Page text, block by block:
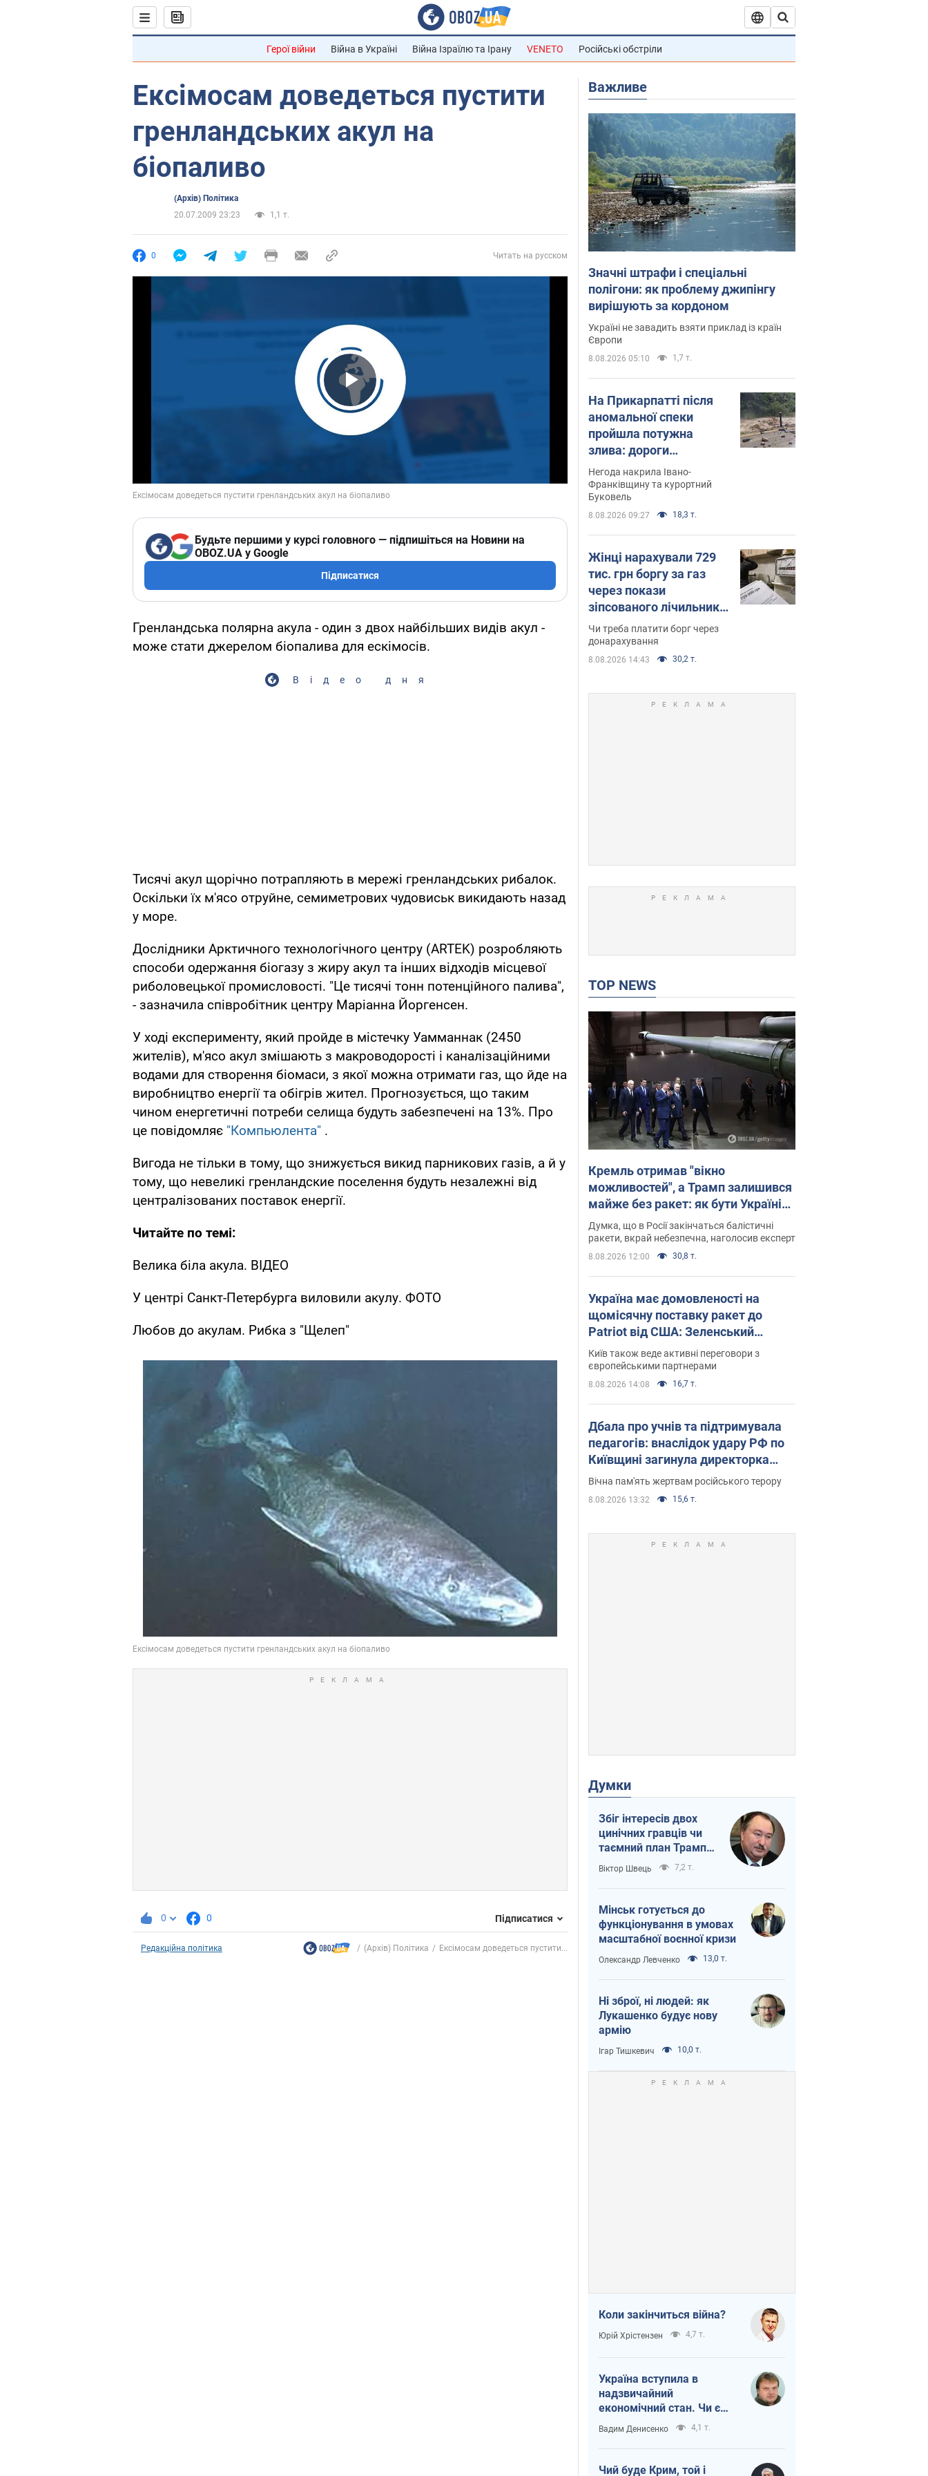
Герої війни Війна в Україні Війна Ізраїлю та Ірану VENETO Російські обстріли
Ексімосам доведеться пустити
гренландських акул на
біопаливо
(Архів) Політика
20.07.2009 23:23
1,1 т.
0 Читать на русском
Play Video
Будьте першими у курсі головного — підпишіться на Новини на
OBOZ.UA у Google
Підписатися
Гренландська полярна акула - один з двох найбільших видів акул -
може стати джерелом біопалива для ескімосів.
Відео дня
Тисячі акул щорічно потрапляють в мережі гренландських рибалок.
Оскільки їх м'ясо отруйне, семиметрових чудовиськ викидають назад
у море.
Дослідники Арктичного технологічного центру (ARTEK) розробляють
способи одержання біогазу з жиру акул та інших відходів місцевої
риболовецької промисловості. "Це тисячі тонн потенційного палива",
- зазначила співробітник центру Маріанна Йоргенсен.
У ході експерименту, який пройде в містечку Уамманнак (2450
жителів), м'ясо акул змішають з макроводорості і каналізаційними
водами для створення біомаси, з якої можна отримати газ, що йде на
виробництво енергії та обігрів жител. Прогнозується, що таким
чином енергетичні потреби селища будуть забезпечені на 13%. Про
це повідомляє "Компьюлента" .
Вигода не тільки в тому, що знижується викид парникових газів, а й у
тому, що невеликі гренландские поселення будуть незалежні від
централізованих поставок енергії.
Читайте по темі:
Велика біла акула. ВІДЕО
У центрі Санкт-Петербурга виловили акулу. ФОТО
Любов до акулам. Рибка з "Щелеп"
0 0 Підписатися
Редакційна політика (Архів) Політика Ексімосам доведеться пустити...
Важливе
Значні штрафи і спеціальні
полігони: як проблему джипінгу
вирішують за кордоном
Україні не завадить взяти приклад із країн
Європи
8.08.2026 05:10 1,7 т.
На Прикарпатті після
аномальної спеки
пройшла потужна
злива: дороги
перетворились на
річки. Відео
Негода накрила Івано-
Франківщину та курортний
Буковель
8.08.2026 09:27 18,3 т.
Жінці нарахували 729
тис. грн боргу за газ
через покази
зіпсованого лічильника:
суддя ухвалив
неочікуване рішення
Чи треба платити борг через
донарахування
8.08.2026 14:43 30,2 т.
TOP NEWS
Кремль отримав "вікно
можливостей", а Трамп залишився
майже без ракет: як бути Україні?
Інтерв’ю з Мельником
Думка, що в Росії закінчаться балістичні
ракети, вкрай небезпечна, наголосив експерт
8.08.2026 12:00 30,8 т.
Україна має домовленості на
щомісячну поставку ракет до
Patriot від США: Зеленський
розкрив подробиці
Київ також веде активні переговори з
європейськими партнерами
8.08.2026 14:08 16,7 т.
Дбала про учнів та підтримувала
педагогів: внаслідок удару РФ по
Київщині загинула директорка
київського ліцею, її чоловік та онук
Вічна пам'ять жертвам російського терору
8.08.2026 13:32 15,6 т.
Думки
Збіг інтересів двох
цинічних гравців чи
таємний план Трампа
і Путіна?
Віктор Швець 7,2 т.
Мінськ готується до
функціонування в умовах
масштабної воєнної кризи
Олександр Левченко 13,0 т.
Ні зброї, ні людей: як
Лукашенко будує нову
армію
Ігар Тишкевич 10,0 т.
Коли закінчиться війна?
Юрій Хрістензен 4,7 т.
Україна вступила в
надзвичайний
економічний стан. Чи є
світло вкінці тунелю?
Вадим Денисенко 4,1 т.
Чий буде Крим, той і